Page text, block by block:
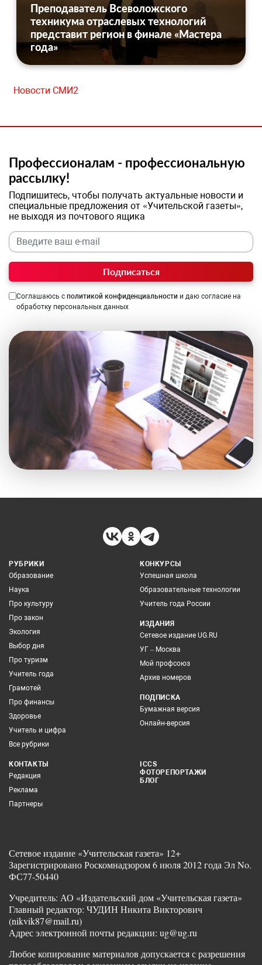
Преподаватель Всеволожского
техникума отраслевых технологий
представит регион в финале «Мастера
года»
Новости СМИ2
Профессионалам - профессиональную
рассылку!
Подпишитесь, чтобы получать актуальные новости и
специальные предложения от «Учительской газеты»,
не выходя из почтового ящика
Подписаться
Соглашаюсь с политикой конфиденциальности и даю согласие на
обработку персональных данных
РУБРИКИ
Образование
Наука
Про культуру
Про закон
Экология
Выбор дня
Про туризм
Учитель года
Грамотей
Про финансы
Здоровье
Учитель и цифра
Все рубрики
КОНКУРСЫ
Успешная школа
Образовательные технологии
Учитель года России
ИЗДАНИЯ
Сетевое издание UG.RU
УГ – Москва
Мой профсоюз
Архив номеров
ПОДПИСКА
Бумажная версия
Онлайн-версия
КОНТАКТЫ
Редакция
Реклама
Партнеры
ICCS
ФОТОРЕПОРТАЖИ
БЛОГ
Сетевое издание «Учительская газета» 12+
Зарегистрировано Роскомнадзором 6 июля 2012 года Эл No.
ФС77-50440
Учредитель: АО «Издательский дом «Учительская газета»
Главный редактор: ЧУДИН Никита Викторович
(nikvik87@mail.ru)
Адрес электронной почты редакции: ug@ug.ru
Любое копирование материалов допускается с разрешения